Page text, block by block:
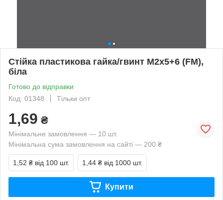
Стійка пластикова гайка/гвинт М2х5+6 (FM),
біла
Готово до відправки
Код: 01348
Тільки опт
1,69 ₴
Мінімальне замовлення — 10 шт.
Мінімальна сума замовлення на сайті — 200 ₴
1,52 ₴ від 100 шт. 1,44 ₴ від 1000 шт.
Купити